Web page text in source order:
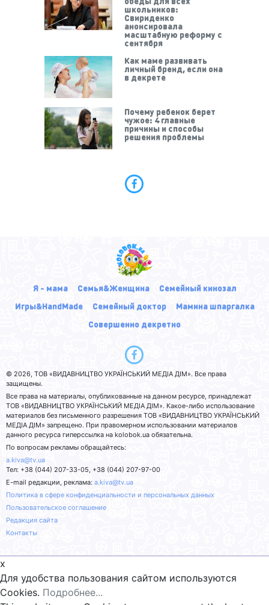
школьников:
Свириденко
анонсировала
масштабную реформу с
сентября
Как маме развивать
личный бренд, если она
в декрете
Почему ребенок берет
чужое: 4 главные
причины и способы
решения проблемы
Я - мама Семья&Женщина
Семейный кинозал
Игры&HandMade
Семейный доктор
Мамина шпаргалка
Совершенно декретно
© 2026, ТОВ «ВИДАВНИЦТВО УКРАЇНСЬКИЙ МЕДІА ДІМ». Все права
защищены.
Все права на материалы, опубликованные на данном ресурсе, принадлежат
ТОВ «ВИДАВНИЦТВО УКРАЇНСЬКИЙ МЕДІА ДІМ». Какое-либо использование
материалов без письменного разрешения ТОВ «ВИДАВНИЦТВО УКРАЇНСЬКИЙ
МЕДІА ДІМ» запрещено. При правомерном использовании материалов
данного ресурса гиперссылка на kolobok.ua обязательна.
По вопросам рекламы обращайтесь:
a.kiva@tv.ua
Тел: +38 (044) 207-33-05, +38 (044) 207-97-00
E-mail редакции, реклама: a.kiva@tv.ua
Политика в сфере конфиденциальности и персональных данных
Пользовательское соглашение
Редакция сайта
Контакты
x
Для удобства пользования сайтом используются
Cookies. Подробнее...